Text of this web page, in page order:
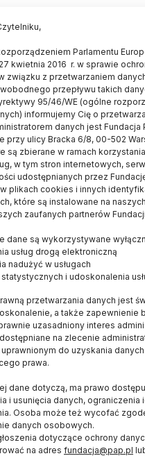
w
w okresie
25.07.2021
we wczesnym
przykład z urazem czy
znacznie zwiększają
depresji w wieku
pismo "Neuron".
Parlamentu
kwietnia 2016 r. w sprawie
związku z przetwarzaniem
przepływu takich
95/46/WE (ogólne
informujemy Cię o
danych jest Fundacja
przy ulicy Bracka 6/8, 00-502
są zbierane w ramach
w tym stron internetowych,
udostępnianych przez
plikach cookies i innych
które są instalowane na
zaufanych partnerów Fundacji
dane są wykorzystywane
usług drogą elektroniczną
nadużyć w usługach
i udoskonalenia
przetwarzania danych jest
a także zapewnienie
uzasadniony interes
na zlecenie
do uzyskania
prawa.
dane dotyczą, ma prawo
i usunięcia danych, ograniczenia
Osoba może też wycofać
danych osobowych.
dotyczące ochrony
na adres fundacja@pap.pl